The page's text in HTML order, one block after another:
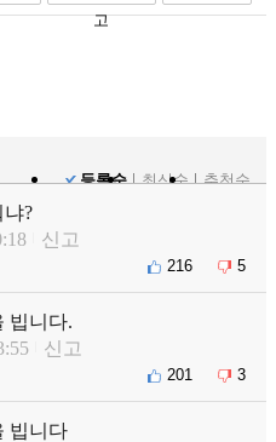
고
등록순
최신순 추천순
?
신고
216 5
빕니다.
신고
201 3
빕니다